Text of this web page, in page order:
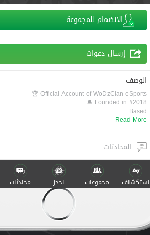
الانضمام للمجموعة.
إرسال دعوات
الوصف
Official Account of WoDzClan eSports 🏆
Founded in #2018 🔔
Based
...
Read More
المحادثات
الأعضاء (1)
صنع مع
استكشاف مجموعات احجز محادثات